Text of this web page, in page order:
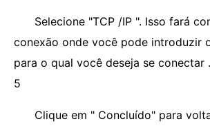
Selecione "TCP /IP ". Isso fará
conexão onde você pode introduzir
para o qual você deseja se conectar .
5
Clique em " Concluído" para